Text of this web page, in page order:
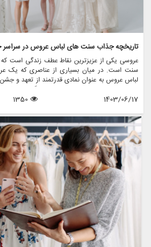
تاریخچه جذاب سنت های لباس عروس در سراسر
عروسی یکی از عزیزترین نقاط عطف زندگی است
سنت است. در میان بسیاری از عناصری که یک
لباس عروس به عنوان نمادی قدرتمند از تعهد و
سنت های لباس عروس به اندازه فرهنگ هایی که
متنوع است و ارزش های اجتماعی، آداب و رسوم
های لباس عروسی در سراسر جهان را بررسی می
چگونه این آداب و رسوم در طول زمان تغییر کرده
چیست.
1403/06/17
1350